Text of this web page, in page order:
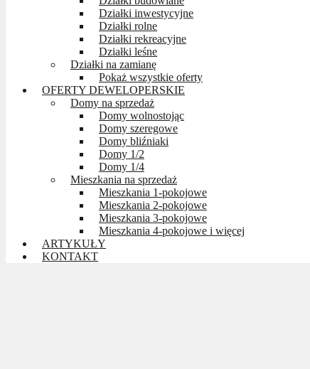
Działki inwestycyjne
Działki rolne
Działki rekreacyjne
Działki leśne
Działki na zamianę
Pokaż wszystkie oferty
OFERTY DEWELOPERSKIE
Domy na sprzedaż
Domy wolnostojąc
Domy szeregowe
Domy bliźniaki
Domy 1/2
Domy 1/4
Mieszkania na sprzedaż
Mieszkania 1-pokojowe
Mieszkania 2-pokojowe
Mieszkania 3-pokojowe
Mieszkania 4-pokojowe i więcej
ARTYKUŁY
KONTAKT